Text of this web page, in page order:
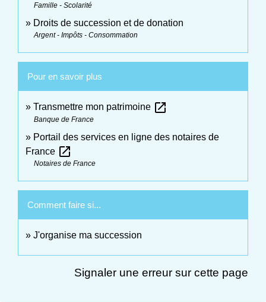
Famille - Scolarité
Droits de succession et de donation
Argent - Impôts - Consommation
Pour en savoir plus
Transmettre mon patrimoine open_in_new
Banque de France
Portail des services en ligne des notaires de
France open_in_new
Notaires de France
Comment faire si...
J'organise ma succession
Signaler une erreur sur cette page